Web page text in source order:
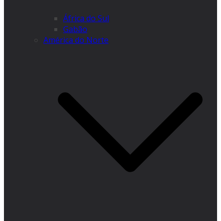
África do Sul
Gabão
América do Norte